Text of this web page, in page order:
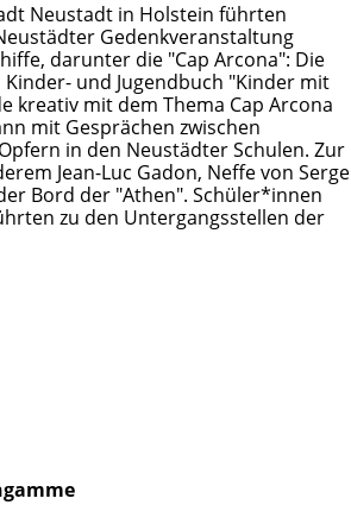
Neustadt in Holstein führten
Gedenkveranstaltung
darunter die "Cap Arcona": Die
und Jugendbuch "Kinder mit
kreativ mit dem Thema Cap Arcona
mit Gesprächen zwischen
in den Neustädter Schulen. Zur
Jean-Luc Gadon, Neffe von Serge
Bord der "Athen". Schüler*innen
zu den Untergangsstellen der